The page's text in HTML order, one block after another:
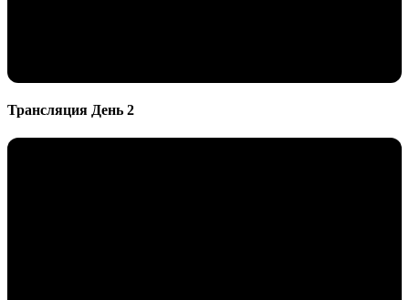
Трансляция День 2